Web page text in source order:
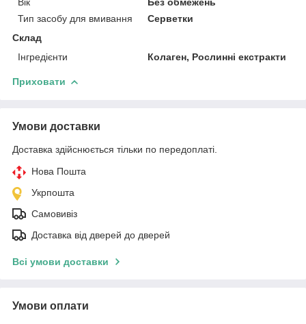
Тип засобу для вмивання
Серветки
Склад
Інгредієнти
Колаген, Рослинні екстракти
Приховати
Умови доставки
Доставка здійснюється тільки по передоплаті.
Нова Пошта
Укрпошта
Самовивіз
Доставка від дверей до дверей
Всі умови доставки
Умови оплати